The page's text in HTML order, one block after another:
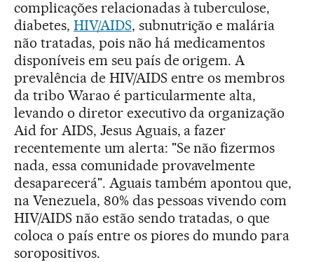
complicações relacionadas à tuberculose,
diabetes, HIV/AIDS, subnutrição e malária
não tratadas, pois não há medicamentos
disponíveis em seu país de origem. A
prevalência de HIV/AIDS entre os membros
da tribo Warao é particularmente alta,
levando o diretor executivo da organização
Aid for AIDS, Jesus Aguais, a fazer
recentemente um alerta: "Se não fizermos
nada, essa comunidade provavelmente
desaparecerá". Aguais também apontou que,
na Venezuela, 80% das pessoas vivendo com
HIV/AIDS não estão sendo tratadas, o que
coloca o país entre os piores do mundo para
soropositivos.